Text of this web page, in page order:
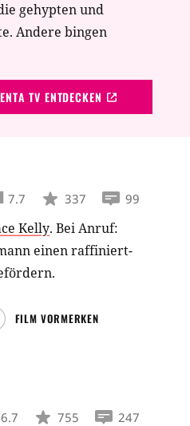
gehypten und
Andere bingen
TV ENTDECKEN
7.7 337 99
Kelly. Bei Anruf:
einen raffiniert-
FILM VORMERKEN
6.7 755 247